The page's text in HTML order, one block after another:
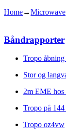
Home→Microwave
Båndrapporter
Tropo
Stor og
2m EME
Tropo på
Tropo oz4vw